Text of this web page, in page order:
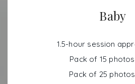
Baby
1.5-hour session
Pack of 15
Pack of 25